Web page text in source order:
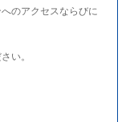
のアクセスならびに
い。